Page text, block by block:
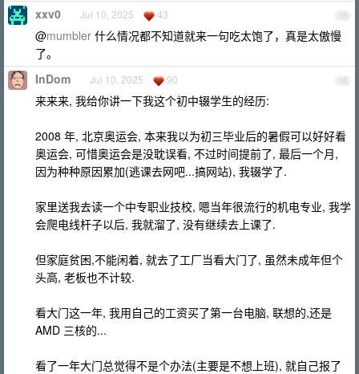
15
xxv0 Jul 10, 2025 43
@mumbler 什么情况都不知道就来一句吃太饱了，真是太傲慢
了。
16
InDom Jul 10, 2025 90
来来来, 我给你讲一下我这个初中辍学生的经历:
2008 年, 北京奥运会, 本来我以为初三毕业后的暑假可以好好看
奥运会, 可惜奥运会是没耽误看, 不过时间提前了, 最后一个月,
因为种种原因累加(逃课去网吧...搞网站), 我辍学了.
家里送我去读一个中专职业技校, 嗯当年很流行的机电专业, 我学
会爬电线杆子以后, 我就溜了, 没有继续去上课了.
但家庭贫困,不能闲着, 就去了工厂当看大门了, 虽然未成年但个
头高, 老板也不计较.
看大门这一年, 我用自己的工资买了第一台电脑, 联想的,还是
AMD 三核的...
看了一年大门总觉得不是个办法(主要是不想上班), 就自己报了